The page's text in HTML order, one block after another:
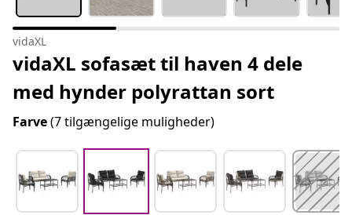
vidaXL
vidaXL sofasæt til haven 4 dele
med hynder polyrattan sort
Farve(7 tilgængelige muligheder)